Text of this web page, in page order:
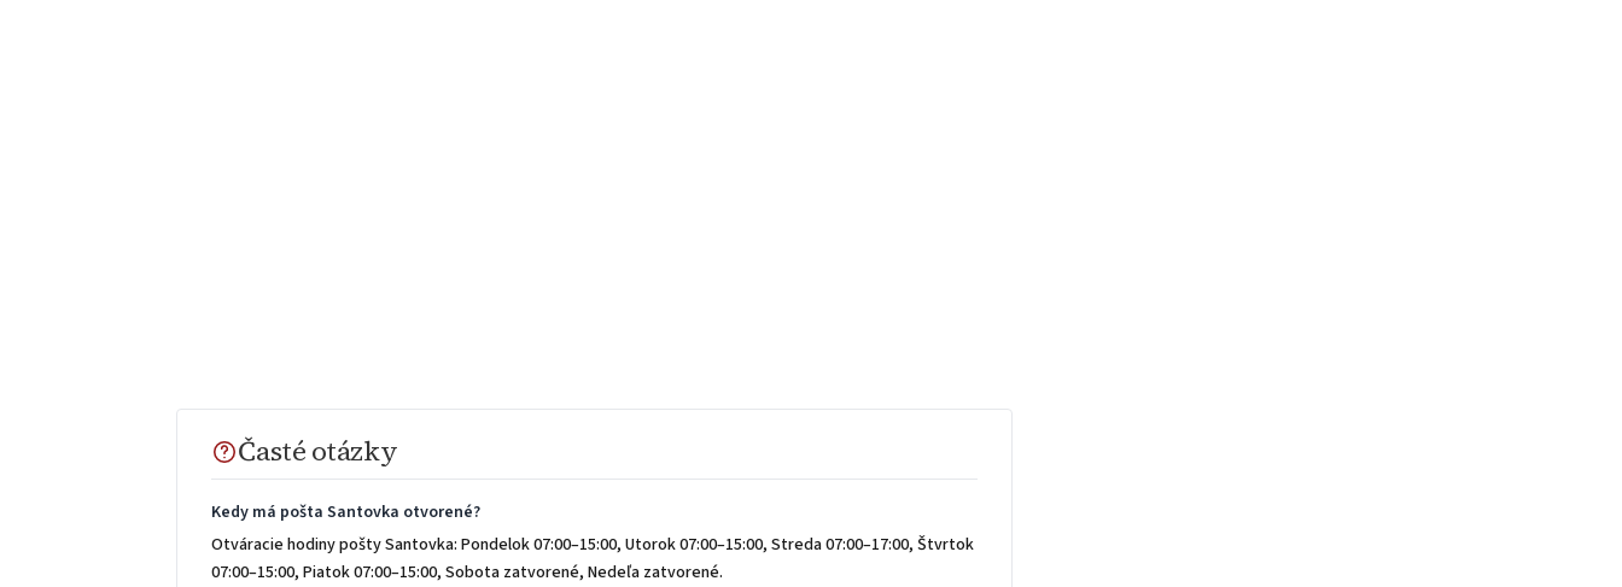
Časté otázky
Kedy má pošta Santovka otvorené?
Otváracie hodiny pošty Santovka: Pondelok 07:00–15:00, Utorok 07:00–15:00, Streda 07:00–17:00, Štvrtok
07:00–15:00, Piatok 07:00–15:00, Sobota zatvorené, Nedeľa zatvorené.